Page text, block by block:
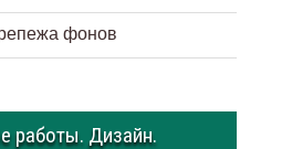
фонов
работы. Дизайн.